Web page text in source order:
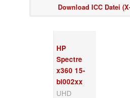
Download ICC Datei
HP
Spectre
x360 15-
bl002xx
UHD